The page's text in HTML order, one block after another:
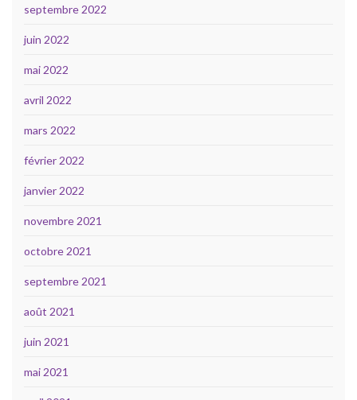
septembre 2022
juin 2022
mai 2022
avril 2022
mars 2022
février 2022
janvier 2022
novembre 2021
octobre 2021
septembre 2021
août 2021
juin 2021
mai 2021